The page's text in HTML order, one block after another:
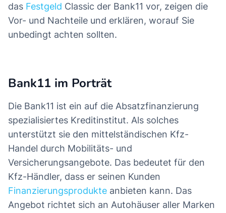
das Festgeld Classic der Bank11 vor, zeigen die
Vor- und Nachteile und erklären, worauf Sie
unbedingt achten sollten.
Bank11 im Porträt
Die Bank11 ist ein auf die Absatzfinanzierung
spezialisiertes Kreditinstitut. Als solches
unterstützt sie den mittelständischen Kfz-
Handel durch Mobilitäts- und
Versicherungsangebote. Das bedeutet für den
Kfz-Händler, dass er seinen Kunden
Finanzierungsprodukte anbieten kann. Das
Angebot richtet sich an Autohäuser aller Marken